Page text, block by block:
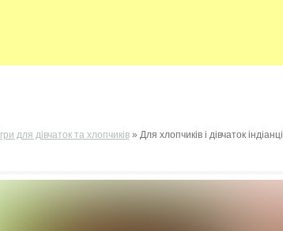
Ігри для дівчаток та хлопчиків» Для хлопчиків і дівчаток індіанці